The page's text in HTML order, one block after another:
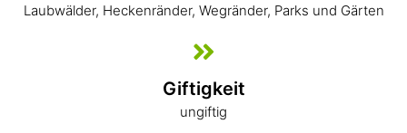
Laubwälder, Heckenränder, Wegränder, Parks und Gärten
Giftigkeit
ungiftig